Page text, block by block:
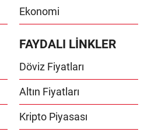
Ekonomi
FAYDALI LİNKLER
Döviz Fiyatları
Altın Fiyatları
Kripto Piyasası